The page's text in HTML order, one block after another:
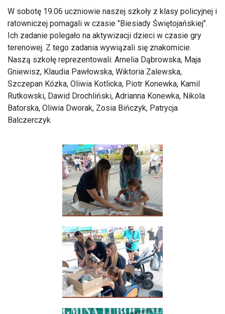
W sobotę 19.06 uczniowie naszej szkoły z klasy policyjnej i
ratowniczej pomagali w czasie "Biesiady Świętojańskiej".
Ich zadanie polegało na aktywizacji dzieci w czasie gry
terenowej. Z tego zadania wywiązali się znakomicie.
Naszą szkołę reprezentowali: Amelia Dąbrowska, Maja
Gniewisz, Klaudia Pawłowska, Wiktoria Zalewska,
Szczepan Kózka, Oliwia Kotlicka, Piotr Konewka, Kamil
Rutkowski, Dawid Drochliński, Adrianna Konewka, Nikola
Batorska, Oliwia Dworak, Zosia Bińczyk, Patrycja
Balczerczyk